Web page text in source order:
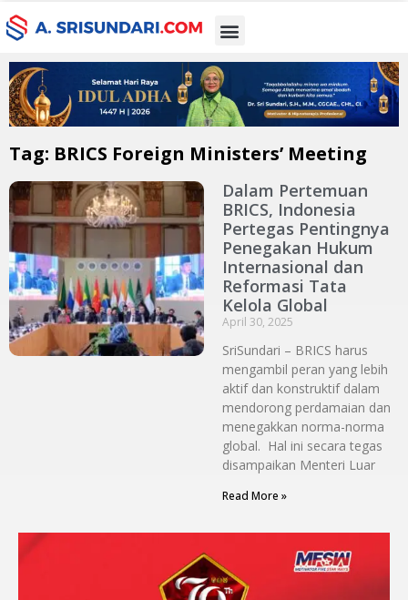
Tag: BRICS Foreign Ministers’ Meeting
Dalam Pertemuan
BRICS, Indonesia
Pertegas Pentingnya
Penegakan Hukum
Internasional dan
Reformasi Tata
Kelola Global
April 30, 2025
SriSundari – BRICS harus
mengambil peran yang lebih
aktif dan konstruktif dalam
mendorong perdamaian dan
menegakkan norma-norma
global. Hal ini secara tegas
disampaikan Menteri Luar
Read More »